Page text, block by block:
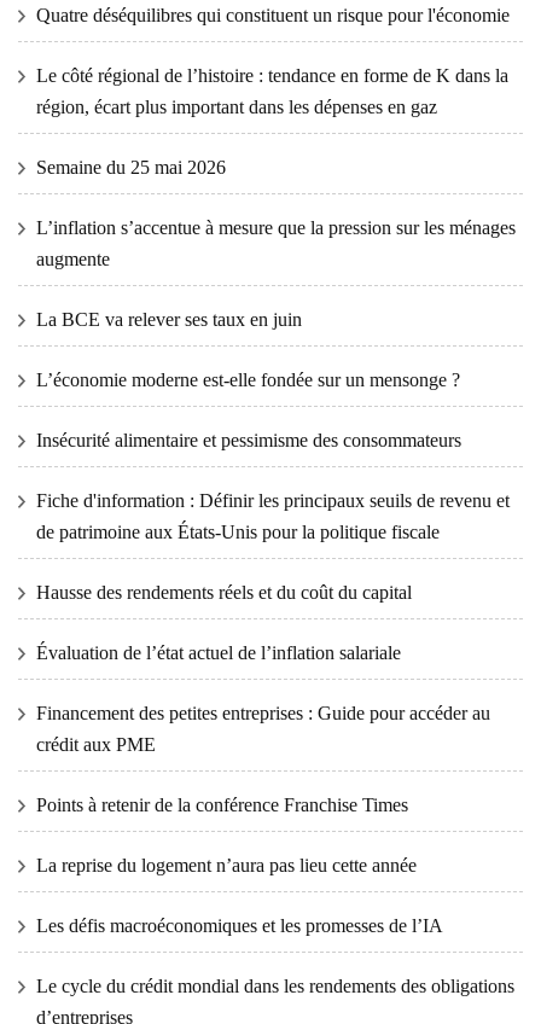
Quatre déséquilibres qui constituent un risque pour l'économie
Le côté régional de l’histoire : tendance en forme de K dans la
région, écart plus important dans les dépenses en gaz
Semaine du 25 mai 2026
L’inflation s’accentue à mesure que la pression sur les ménages
augmente
La BCE va relever ses taux en juin
L’économie moderne est-elle fondée sur un mensonge ?
Insécurité alimentaire et pessimisme des consommateurs
Fiche d'information : Définir les principaux seuils de revenu et
de patrimoine aux États-Unis pour la politique fiscale
Hausse des rendements réels et du coût du capital
Évaluation de l’état actuel de l’inflation salariale
Financement des petites entreprises : Guide pour accéder au
crédit aux PME
Points à retenir de la conférence Franchise Times
La reprise du logement n’aura pas lieu cette année
Les défis macroéconomiques et les promesses de l’IA
Le cycle du crédit mondial dans les rendements des obligations
d’entreprises